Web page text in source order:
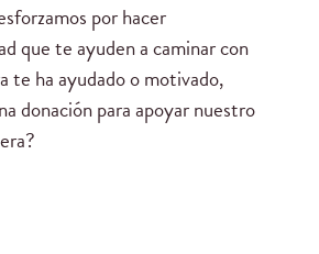
por hacer
que te ayuden a caminar con
te ha ayudado o motivado,
donación para apoyar nuestro